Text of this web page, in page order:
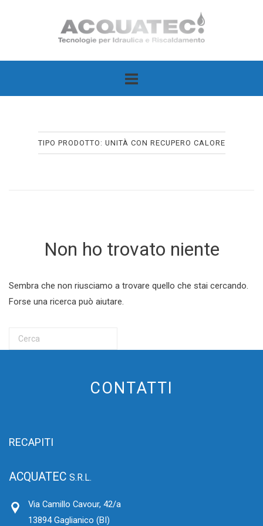
Home
TIPO PRODOTTO: UNITÀ CON RECUPERO CALORE
Non ho trovato niente
Sembra che non riusciamo a trovare quello che stai cercando.
Forse una ricerca può aiutare.
CONTATTI
RECAPITI
ACQUATEC S.R.L.
Via Camillo Cavour, 42/a
13894 Gaglianico (BI)